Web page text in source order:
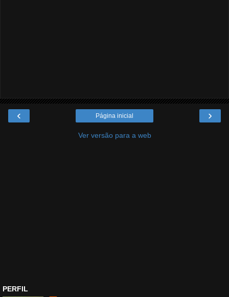
‹ ›
Página inicial
Ver versão para a web
PERFIL